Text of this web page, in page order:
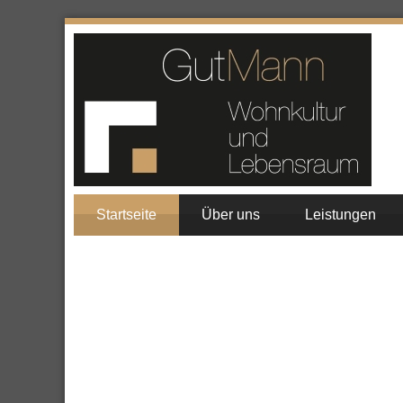
Startseite Über uns Leistungen